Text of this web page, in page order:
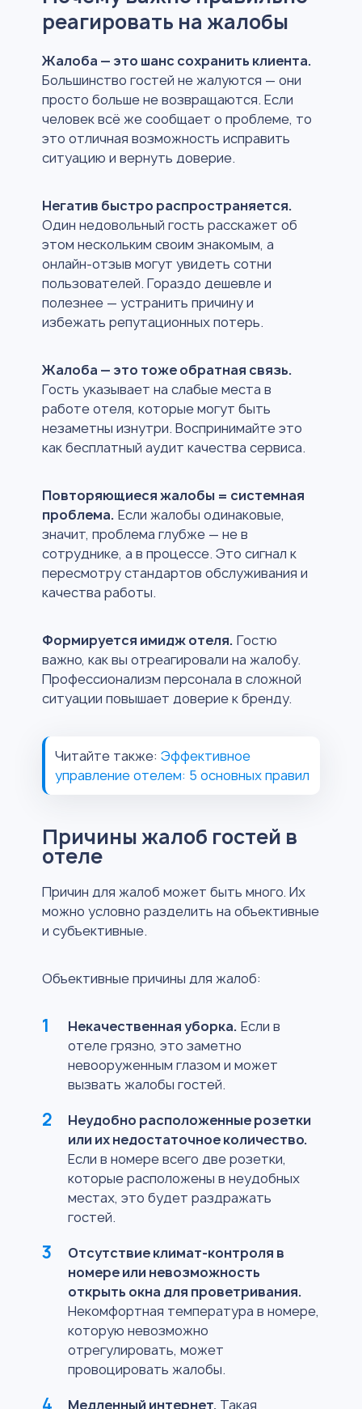
реагировать на жалобы
Жалоба — это шанс сохранить клиента.
Большинство гостей не жалуются — они
просто больше не возвращаются. Если
человек всё же сообщает о проблеме, то
это отличная возможность исправить
ситуацию и вернуть доверие.
Негатив быстро распространяется.
Один недовольный гость расскажет об
этом нескольким своим знакомым, а
онлайн-отзыв могут увидеть сотни
пользователей. Гораздо дешевле и
полезнее — устранить причину и
избежать репутационных потерь.
Жалоба — это тоже обратная связь.
Гость указывает на слабые места в
работе отеля, которые могут быть
незаметны изнутри. Воспринимайте это
как бесплатный аудит качества сервиса.
Повторяющиеся жалобы = системная
проблема. Если жалобы одинаковые,
значит, проблема глубже — не в
сотруднике, а в процессе. Это сигнал к
пересмотру стандартов обслуживания и
качества работы.
Формируется имидж отеля. Гостю
важно, как вы отреагировали на жалобу.
Профессионализм персонала в сложной
ситуации повышает доверие к бренду.
Читайте также: Эффективное
управление отелем: 5 основных правил
Причины жалоб гостей в
отеле
Причин для жалоб может быть много. Их
можно условно разделить на объективные
и субъективные.
Объективные причины для жалоб:
Некачественная уборка. Если в
отеле грязно, это заметно
невооруженным глазом и может
вызвать жалобы гостей.
Неудобно расположенные розетки
или их недостаточное количество.
Если в номере всего две розетки,
которые расположены в неудобных
местах, это будет раздражать
гостей.
Отсутствие климат-контроля в
номере или невозможность
открыть окна для проветривания.
Некомфортная температура в номере,
которую невозможно
отрегулировать, может
провоцировать жалобы.
Медленный интернет. Такая